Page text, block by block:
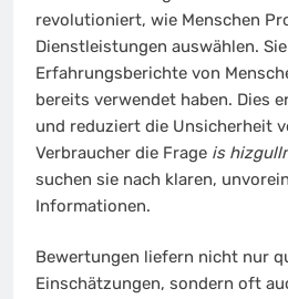
revolutioniert, wie Menschen
Dienstleistungen auswählen.
Erfahrungsberichte von
bereits verwendet haben. Dies
und reduziert die Unsicherheit
Verbraucher die Frage is
suchen sie nach klaren,
Informationen.
Bewertungen liefern nicht nur
Einschätzungen, sondern oft